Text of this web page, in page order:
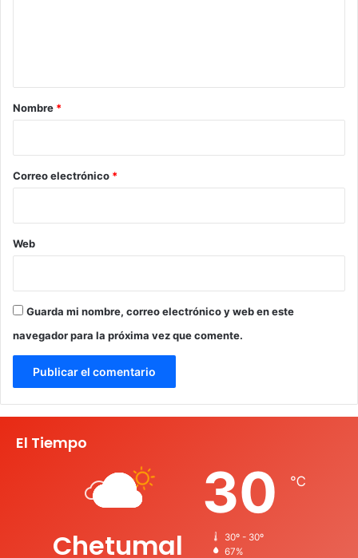
r
*
Nombre *
Correo electrónico *
Web
Guarda mi nombre, correo electrónico y web en este
navegador para la próxima vez que comente.
El Tiempo
Chetumal
30 ℃
30º - 30º
67%